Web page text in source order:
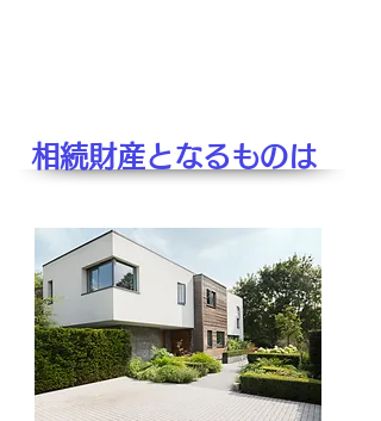
相続財産となるものは